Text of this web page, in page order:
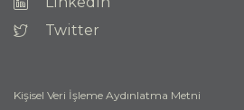
Twitter
Kişisel Veri İşleme Aydınlatma Metni